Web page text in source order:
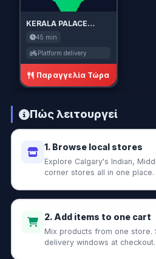
KERALA PALACE
RESTAURANT
45 min
Platform delivery
Παραγγελία Τώρα
Πώς λειτουργεί
1. Browse local stores
Explore Calgary's Indian,
corner stores all in one place.
2. Add items to one cart
Mix products from one store.
delivery windows at checkout.